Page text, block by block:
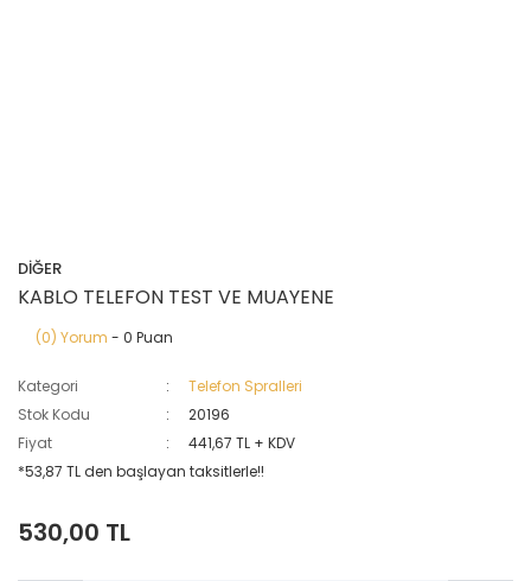
DİĞER
KABLO TELEFON TEST VE MUAYENE
(0) Yorum - 0 Puan
Kategori
Telefon Spralleri
Stok Kodu
20196
Fiyat
441,67 TL + KDV
*53,87 TL den başlayan taksitlerle!!
530,00 TL